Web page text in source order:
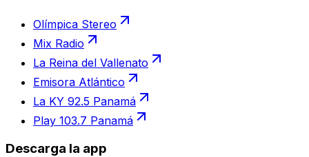
Olímpica Stereo
Mix Radio
La Reina del Vallenato
Emisora Atlántico
La KY 92.5 Panamá
Play 103.7 Panamá
Descarga la app